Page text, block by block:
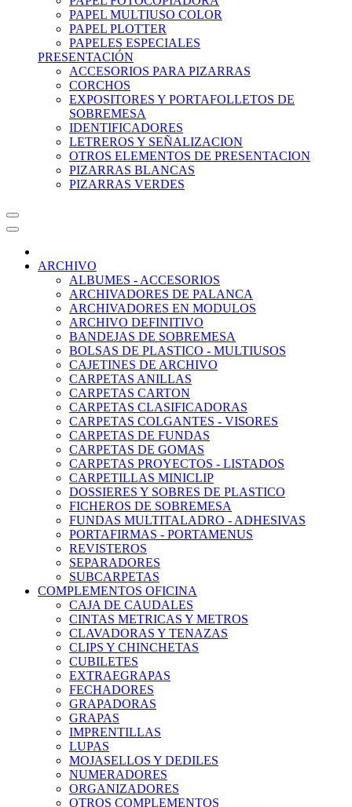
PAPEL MULTIUSO COLOR
PAPEL PLOTTER
PAPELES ESPECIALES
PRESENTACIÓN
ACCESORIOS PARA PIZARRAS
CORCHOS
EXPOSITORES Y PORTAFOLLETOS DE
SOBREMESA
IDENTIFICADORES
LETREROS Y SEÑALIZACION
OTROS ELEMENTOS DE PRESENTACION
PIZARRAS BLANCAS
PIZARRAS VERDES
ARCHIVO
ALBUMES - ACCESORIOS
ARCHIVADORES DE PALANCA
ARCHIVADORES EN MODULOS
ARCHIVO DEFINITIVO
BANDEJAS DE SOBREMESA
BOLSAS DE PLASTICO - MULTIUSOS
CAJETINES DE ARCHIVO
CARPETAS ANILLAS
CARPETAS CARTON
CARPETAS CLASIFICADORAS
CARPETAS COLGANTES - VISORES
CARPETAS DE FUNDAS
CARPETAS DE GOMAS
CARPETAS PROYECTOS - LISTADOS
CARPETILLAS MINICLIP
DOSSIERES Y SOBRES DE PLASTICO
FICHEROS DE SOBREMESA
FUNDAS MULTITALADRO - ADHESIVAS
PORTAFIRMAS - PORTAMENUS
REVISTEROS
SEPARADORES
SUBCARPETAS
COMPLEMENTOS OFICINA
CAJA DE CAUDALES
CINTAS METRICAS Y METROS
CLAVADORAS Y TENAZAS
CLIPS Y CHINCHETAS
CUBILETES
EXTRAEGRAPAS
FECHADORES
GRAPADORAS
GRAPAS
IMPRENTILLAS
LUPAS
MOJASELLOS Y DEDILES
NUMERADORES
ORGANIZADORES
OTROS COMPLEMENTOS